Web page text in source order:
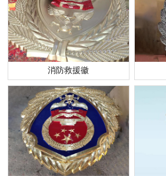
消防救援徽